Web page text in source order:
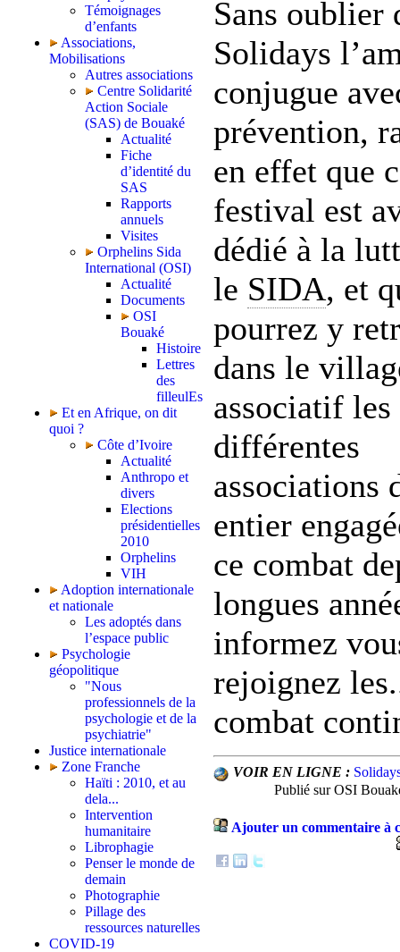
Témoignages
d’enfants
Associations,
Mobilisations
Autres associations
Centre Solidarité
Action Sociale
(SAS) de Bouaké
Actualité
Fiche
d’identité du
SAS
Rapports
annuels
Visites
Orphelins Sida
International (OSI)
Actualité
Documents
OSI
Bouaké
Histoire
Lettres
des
filleulEs
Et en Afrique, on dit
quoi ?
Côte d’Ivoire
Actualité
Anthropo et
divers
Elections
présidentielles
2010
Orphelins
VIH
Adoption internationale
et nationale
Les adoptés dans
l’espace public
Psychologie
géopolitique
"Nous
professionnels de la
psychologie et de la
psychiatrie"
Justice internationale
Zone Franche
Haïti : 2010, et au
dela...
Intervention
humanitaire
Librophagie
Penser le monde de
demain
Photographie
Pillage des
ressources naturelles
COVID-19
Sans oublier
Solidays
conjugue
prévention,
en effet que
festival est
dédié à la
le SIDA, et
pourrez y
dans le
associatif les
différentes
associations
entier
ce combat
longues
informez
rejoignez
combat
VOIR EN LIGNE :
Publié sur OSI
Ajouter un commentaire à